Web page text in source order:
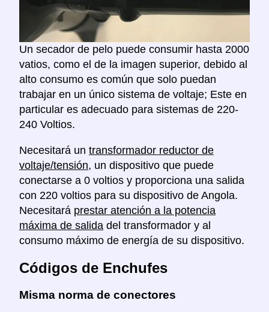
Un secador de pelo puede consumir hasta 2000
vatios, como el de la imagen superior, debido al
alto consumo es común que solo puedan
trabajar en un único sistema de voltaje; Este en
particular es adecuado para sistemas de 220-
240 Voltios.
Necesitará un transformador reductor de
voltaje/tensión, un dispositivo que puede
conectarse a 0 voltios y proporciona una salida
con 220 voltios para su dispositivo de Angola.
Necesitará prestar atención a la potencia
máxima de salida del transformador y al
consumo máximo de energía de su dispositivo.
Códigos de Enchufes
Misma norma de conectores